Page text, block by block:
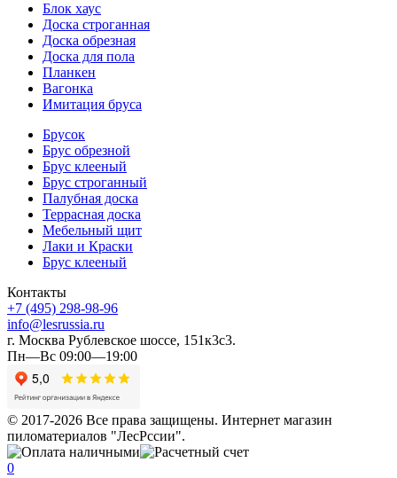
Блок хаус
Доска строганная
Доска обрезная
Доска для пола
Планкен
Вагонка
Имитация бруса
Брусок
Брус обрезной
Брус клееный
Брус строганный
Палубная доска
Террасная доска
Мебельный щит
Лаки и Краски
Брус клееный
Контакты
+7 (495) 298-98-96
info@lesrussia.ru
г. Москва Рублевское шоссе, 151к3с3.
Пн—Вс 09:00—19:00
© 2017-2026 Все права защищены. Интернет магазин
пиломатериалов "ЛесРссии".
0